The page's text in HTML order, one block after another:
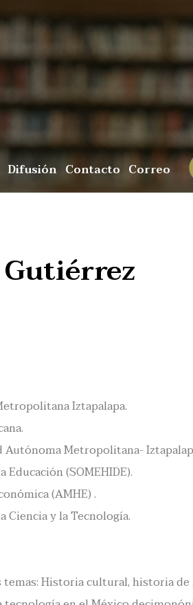
Difusión Contacto Correo
Iztapalapa.
Metropolitana-
(SOMEHIDE).
(AMHE) .
Ciencia y la Tecnología.
Historia cultural, historia de